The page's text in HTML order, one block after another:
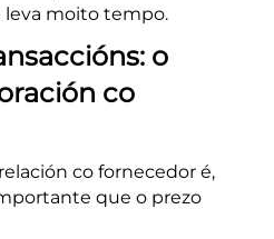
leva moito tempo.
o
co
co fornecedor é,
que o prezo